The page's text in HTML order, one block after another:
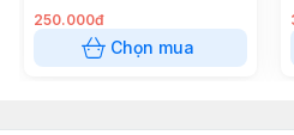
250.000đ
Chọn mua